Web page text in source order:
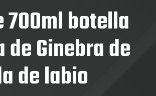
700ml botella
Ginebra de
de labio